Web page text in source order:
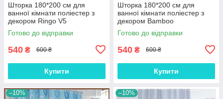
Шторка 180*200 см для
ванної кімнати поліестер з
декором Ringo V5
Готово до відправки
540 ₴ 600 ₴
Купити
Шторка 180*200 см для
ванної кімнати поліестер з
декором Bamboo
Готово до відправки
540 ₴ 600 ₴
Купити
–10% –10%